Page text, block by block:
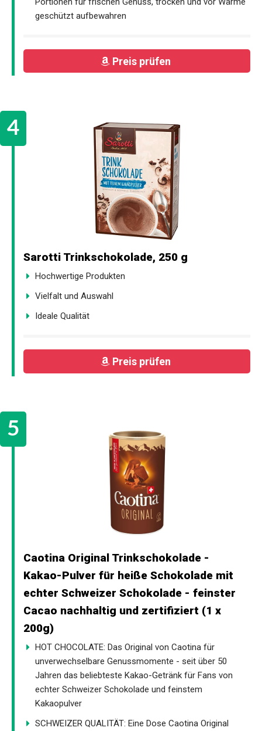
geschützt aufbewahren
Preis prüfen
Sarotti Trinkschokolade, 250 g
Hochwertige Produkten
Vielfalt und Auswahl
Ideale Qualität
Preis prüfen
Caotina Original Trinkschokolade -
Kakao-Pulver für heiße Schokolade mit
echter Schweizer Schokolade - feinster
Cacao nachhaltig und zertifiziert (1 x
200g)
HOT CHOCOLATE: Das Original von Caotina für
unverwechselbare Genussmomente - seit über 50
Jahren das beliebteste Kakao-Getränk für Fans von
echter Schweizer Schokolade und feinstem
Kakaopulver
SCHWEIZER QUALITÄT: Eine Dose Caotina Original